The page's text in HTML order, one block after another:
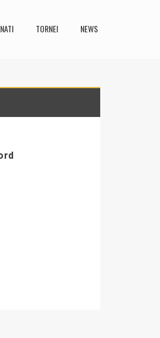
TORNEI NEWS